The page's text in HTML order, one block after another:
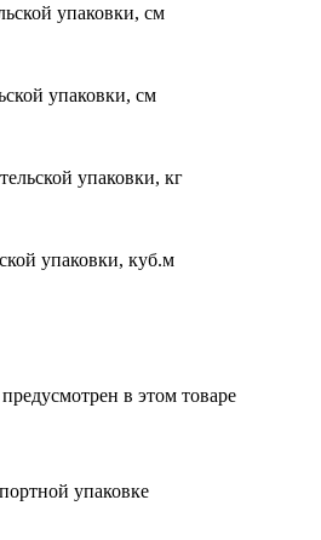
упаковки, см
упаковки, см
упаковки, кг
упаковки, куб.м
в этом товаре
упаковке